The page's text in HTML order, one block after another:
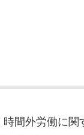
間外労働に